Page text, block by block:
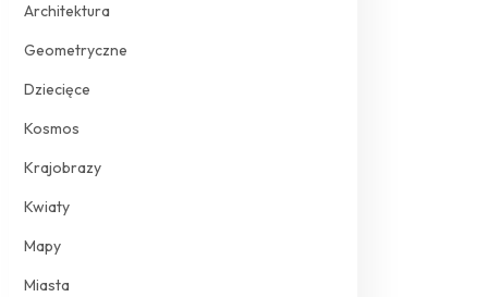
Architektura
Geometryczne
Dziecięce
Kosmos
Krajobrazy
Kwiaty
Mapy
Miasta